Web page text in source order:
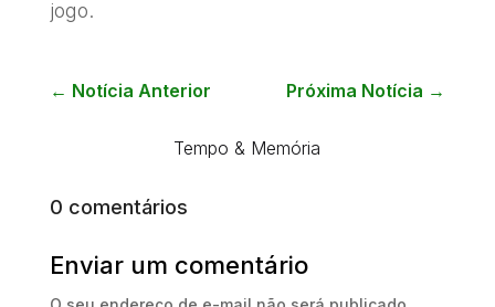
jogo.
← Notícia Anterior Próxima Notícia →
Tempo & Memória
0 comentários
Enviar um comentário